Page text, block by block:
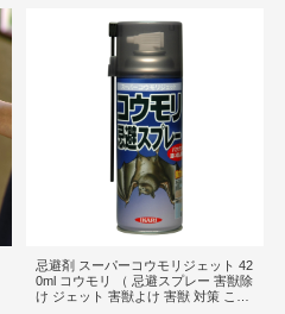
忌避剤 スーパーコウモリジェット 42
0ml コウモリ （ 忌避スプレー 害獣除
け ジェット 害獣よけ 害獣 対策 こう